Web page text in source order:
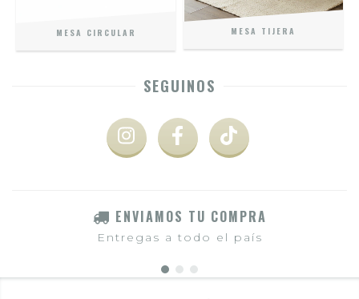
MESA CIRCULAR MESA TIJERA
SEGUINOS
ENVIAMOS TU COMPRA
Entregas a todo el país